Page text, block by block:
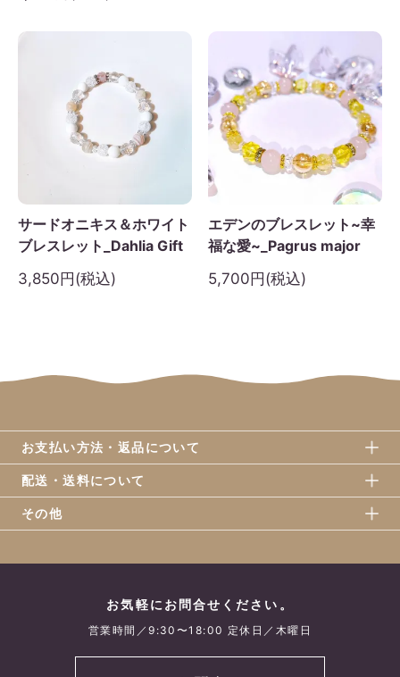
サードオニキス＆ホワイト
ブレスレット_Dahlia Gift
3,850円(税込)
エデンのブレスレット~幸
福な愛~_Pagrus major
5,700円(税込)
お支払い方法・返品について
配送・送料について
その他
お気軽にお問合せください。
営業時間／9:30〜18:00 定休日／木曜日